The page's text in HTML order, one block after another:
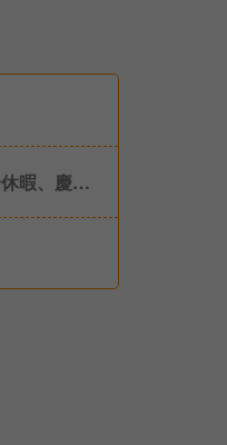
暇、慶弔